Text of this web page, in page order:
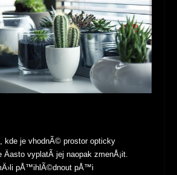
kde je vhodnÃ© prostor opticky
Äasto vyplatÃ­ jej naopak zmenÅ¡it.
pÅ™ihlÃ©dnout pÅ™i